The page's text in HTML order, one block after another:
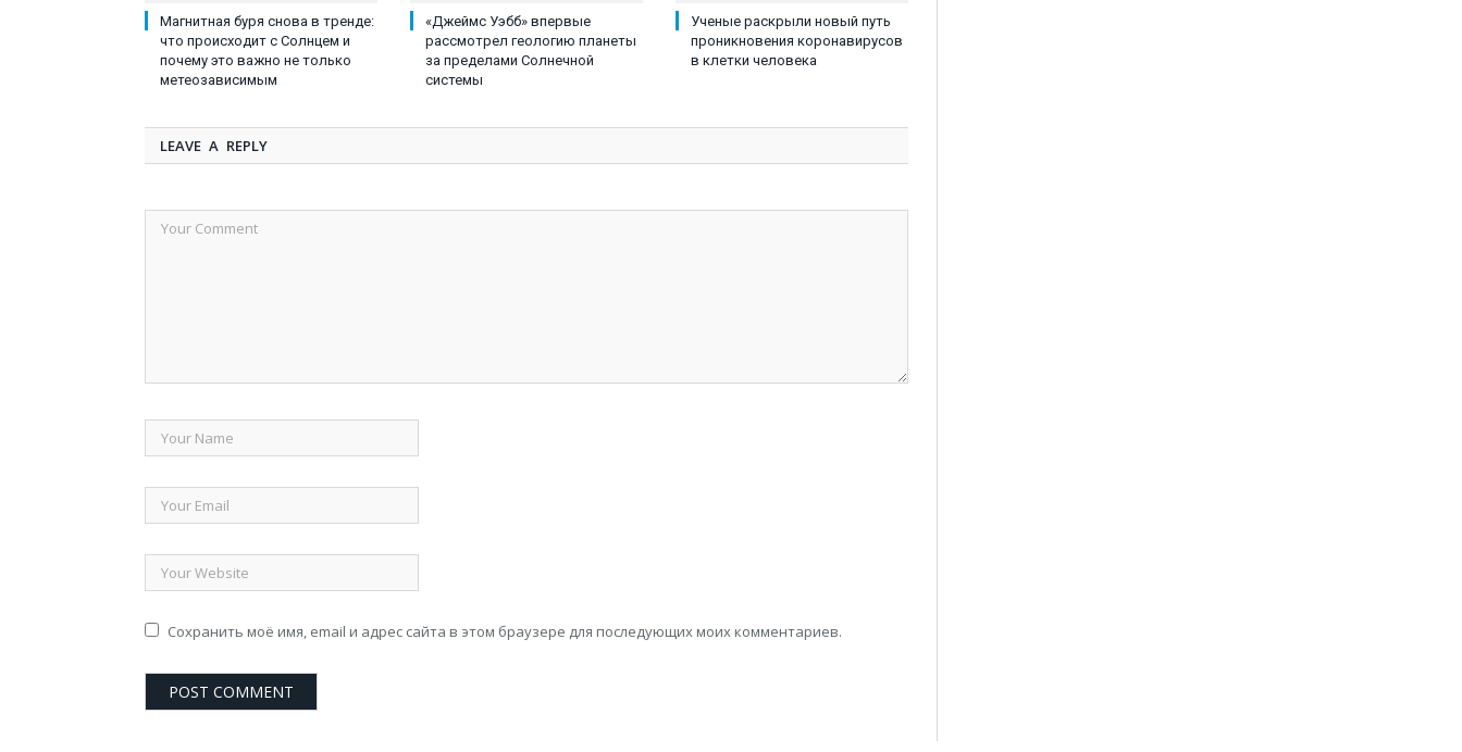
Магнитная буря снова в тренде:
что происходит с Солнцем и
почему это важно не только
метеозависимым
«Джеймс Уэбб» впервые
рассмотрел геологию планеты
за пределами Солнечной
системы
Ученые раскрыли новый путь
проникновения коронавирусов
в клетки человека
LEAVE A REPLY
Сохранить моё имя, email и адрес сайта в этом браузере для последующих моих комментариев.